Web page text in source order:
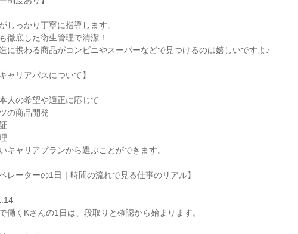
￣￣￣￣￣￣￣￣
しっかり丁寧に指導します。
徹底した衛生管理で清潔！
に携わる商品がコンビニやスーパーなどで見つけるのは嬉しいですよ♪
ャリアパスについて】
￣￣￣￣￣￣￣￣￣￣
人の希望や適正に応じて
の商品開発
キャリアプランから選ぶことができます。
ペレーターの1日｜時間の流れで見る仕事のリアル】
働くKさんの1日は、段取りと確認から始まります。